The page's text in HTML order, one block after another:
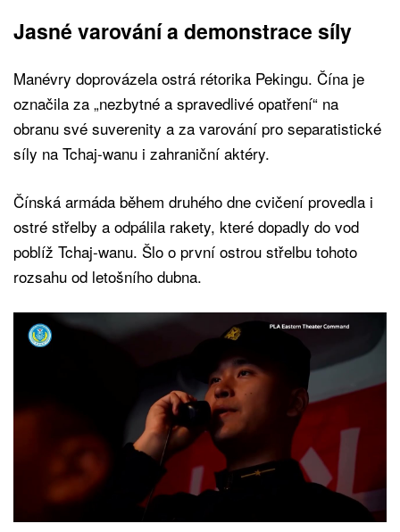
Jasné varování a demonstrace síly
Manévry doprovázela ostrá rétorika Pekingu. Čína je
označila za „nezbytné a spravedlivé opatření“ na
obranu své suverenity a za varování pro separatistické
síly na Tchaj-wanu i zahraniční aktéry.
Čínská armáda během druhého dne cvičení provedla i
ostré střelby a odpálila rakety, které dopadly do vod
poblíž Tchaj-wanu. Šlo o první ostrou střelbu tohoto
rozsahu od letošního dubna.